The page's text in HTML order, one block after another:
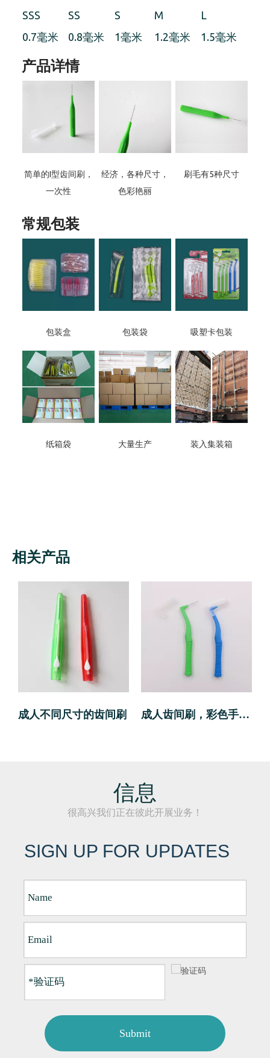
SSS SS S M
L
0.7毫米
0.8毫米 1毫米 1.2毫米 1.5毫米
产品详情
简单的I型齿间刷，
一次性
经济，各种尺寸，
色彩艳丽
刷毛有5种尺寸
常规包装
包装盒 包装袋 吸塑卡包装
纸箱袋 大量生产 装入集装箱
相关产品
成人不同尺寸的齿间刷 成人齿间刷，彩色手柄尺寸
信息
很高兴我们正在彼此开展业务！
SIGN UP FOR UPDATES
Submit